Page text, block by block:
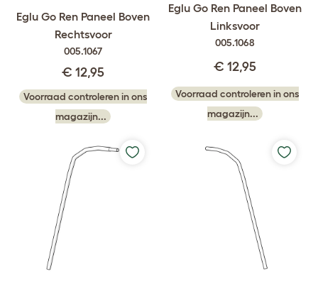
Eglu Go Ren Paneel Boven
Rechtsvoor
005.1067
€ 12,95
Voorraad controleren in ons
magazijn...
Eglu Go Ren Paneel Boven
Linksvoor
005.1068
€ 12,95
Voorraad controleren in ons
magazijn...